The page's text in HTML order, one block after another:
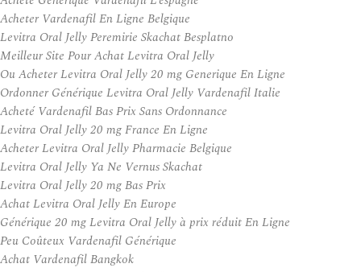
Acheter Vardenafil En Ligne Belgique
Levitra Oral Jelly Peremirie Skachat Besplatno
Meilleur Site Pour Achat Levitra Oral Jelly
Ou Acheter Levitra Oral Jelly 20 mg Generique En Ligne
Ordonner Générique Levitra Oral Jelly Vardenafil Italie
Acheté Vardenafil Bas Prix Sans Ordonnance
Levitra Oral Jelly 20 mg France En Ligne
Acheter Levitra Oral Jelly Pharmacie Belgique
Levitra Oral Jelly Ya Ne Vernus Skachat
Levitra Oral Jelly 20 mg Bas Prix
Achat Levitra Oral Jelly En Europe
Générique 20 mg Levitra Oral Jelly à prix réduit En Ligne
Peu Coûteux Vardenafil Générique
Achat Vardenafil Bangkok